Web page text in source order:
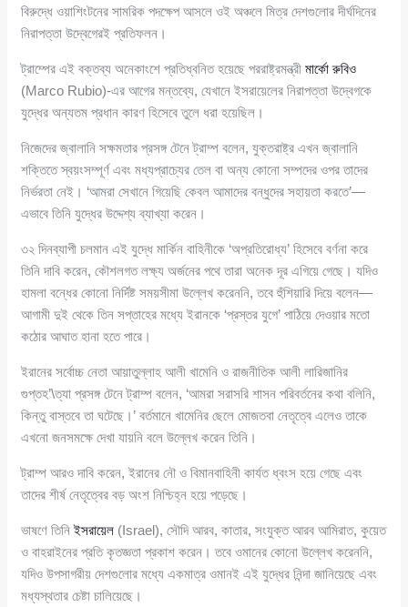
বিরুদ্ধে ওয়াশিংটনের সামরিক পদক্ষেপ আসলে ওই অঞ্চলে মিত্র দেশগুলোর দীর্ঘদিনের
নিরাপত্তা উদ্বেগেরই প্রতিফলন।
ট্রাম্পের এই বক্তব্য অনেকাংশে প্রতিধ্বনিত হয়েছে পররাষ্ট্রমন্ত্রীমার্কো রুবিও
(Marco Rubio)-এর আগের মন্তব্যে, যেখানে ইসরায়েলের নিরাপত্তা উদ্বেগকে
যুদ্ধের অন্যতম প্রধান কারণ হিসেবে তুলে ধরা হয়েছিল।
নিজেদের জ্বালানি সক্ষমতার প্রসঙ্গ টেনে ট্রাম্প বলেন, যুক্তরাষ্ট্র এখন জ্বালানি
শক্তিতে স্বয়ংসম্পূর্ণ এবং মধ্যপ্রাচ্যের তেল বা অন্য কোনো সম্পদের ওপর তাদের
নির্ভরতা নেই। ‘আমরা সেখানে গিয়েছি কেবল আমাদের বন্ধুদের সহায়তা করতে’—
এভাবে তিনি যুদ্ধের উদ্দেশ্য ব্যাখ্যা করেন।
৩২ দিনব্যাপী চলমান এই যুদ্ধে মার্কিন বাহিনীকে ‘অপ্রতিরোধ্য’ হিসেবে বর্ণনা করে
তিনি দাবি করেন, কৌশলগত লক্ষ্য অর্জনের পথে তারা অনেক দূর এগিয়ে গেছে। যদিও
হামলা বন্ধের কোনো নির্দিষ্ট সময়সীমা উল্লেখ করেননি, তবে হুঁশিয়ারি দিয়ে বলেন—
আগামী দুই থেকে তিন সপ্তাহের মধ্যে ইরানকে ‘প্রস্তর যুগে’ পাঠিয়ে দেওয়ার মতো
কঠোর আঘাত হানা হতে পারে।
ইরানের সর্বোচ্চ নেতা আয়াতুল্লাহ আলী খামেনি ও রাজনীতিক আলী লারিজানির
গুপ্তহ’\ত্যা প্রসঙ্গ টেনে ট্রাম্প বলেন, ‘আমরা সরাসরি শাসন পরিবর্তনের কথা বলিনি,
কিন্তু বাস্তবে তা ঘটেছে।’ বর্তমানে খামেনির ছেলে মোজতবা নেতৃত্বে এলেও তাকে
এখনো জনসমক্ষে দেখা যায়নি বলে উল্লেখ করেন তিনি।
ট্রাম্প আরও দাবি করেন, ইরানের নৌ ও বিমানবাহিনী কার্যত ধ্বংস হয়ে গেছে এবং
তাদের শীর্ষ নেতৃত্বের বড় অংশ নিশ্চিহ্ন হয়ে পড়েছে।
ভাষণে তিনিইসরায়েল (Israel), সৌদি আরব, কাতার, সংযুক্ত আরব আমিরাত, কুয়েত
ও বাহরাইনের প্রতি কৃতজ্ঞতা প্রকাশ করেন। তবে ওমানের কোনো উল্লেখ করেননি,
যদিও উপসাগরীয় দেশগুলোর মধ্যে একমাত্র ওমানই এই যুদ্ধের নিন্দা জানিয়েছে এবং
মধ্যস্থতার চেষ্টা চালিয়েছে।